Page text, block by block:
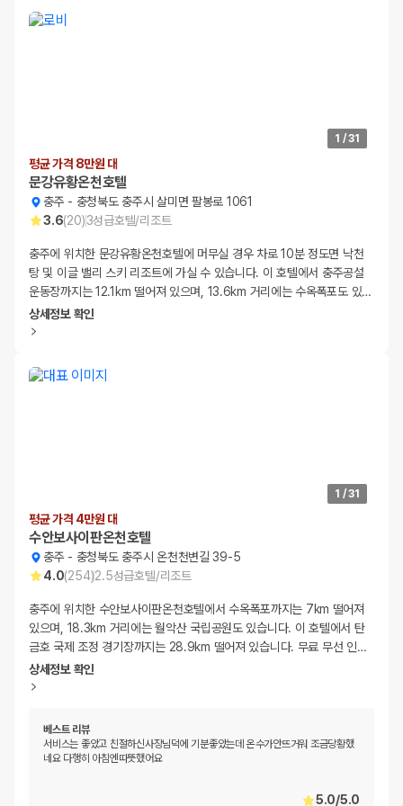
1 /31
평균 가격 8만원 대
문강유황온천호텔
충주 - 충청북도 충주시 살미면 팔봉로 1061
3.6(20)3성급호텔/리조트
충주에 위치한 문강유황온천호텔에 머무실 경우 차로 10분 정도면 낙천
탕 및 이글 밸리 스키 리조트에 가실 수 있습니다. 이 호텔에서 충주공설
운동장까지는 12.1km 떨어져 있으며, 13.6km 거리에는 수옥폭포도 있…
상세정보 확인
1 /31
평균 가격 4만원 대
수안보사이판온천호텔
충주 - 충청북도 충주시 온천천변길 39-5
4.0(254)2.5성급호텔/리조트
충주에 위치한 수안보사이판온천호텔에서 수옥폭포까지는 7km 떨어져
있으며, 18.3km 거리에는 월악산 국립공원도 있습니다. 이 호텔에서 탄
금호 국제 조정 경기장까지는 28.9km 떨어져 있습니다. 무료 무선 인…
상세정보 확인
베스트 리뷰
서비스는 좋았고 친절하신사장님덕에 기분좋았는데 온수가안뜨거워 조금당황했
네요 다행히 아침엔따뜻했어요
5.0/5.0